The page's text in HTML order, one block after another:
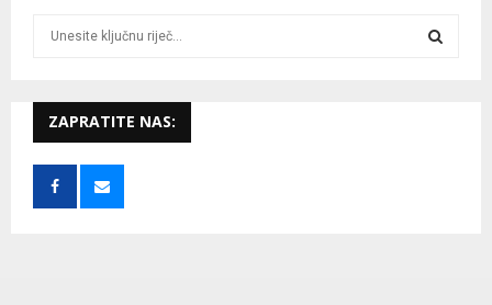
h
f
r
ZAPRATITE NAS: